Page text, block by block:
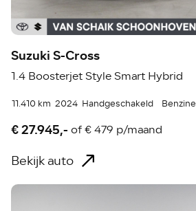
Suzuki S-Cross
1.4 Boosterjet Style Smart Hybrid
11.410 km 2024 Handgeschakeld Benzine
€ 27.945,- of€ 479 p/maand
Bekijk auto